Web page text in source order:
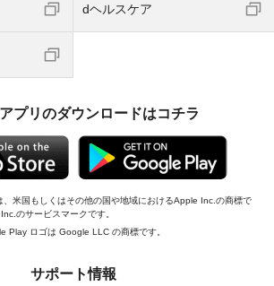
dヘルスケア
プリのダウンロードはコチラ
米国もしくはその他の国や地域におけるApple Inc.の商標で
のサービスマークです。
Play ロゴは Google LLC の商標です。
サポート情報